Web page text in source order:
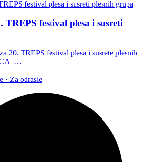
TREPS festival plesa i susreti
20. TREPS festival plesa i susrete plesnih
…
· Za odrasle